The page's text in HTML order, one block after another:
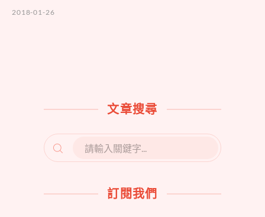
2018-01-26
文章搜尋
SEARCH
FOR:
訂閱我們